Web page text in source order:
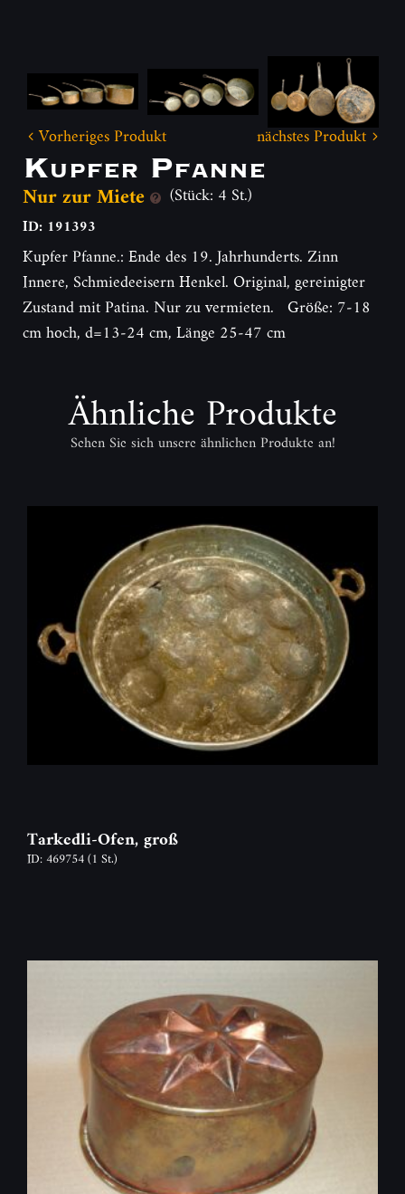
Vorheriges Produkt nächstes Produkt
Kupfer Pfanne
Nur zur Miete (Stück: 4 St.)
ID: 191393
Kupfer Pfanne.: Ende des 19. Jahrhunderts. Zinn
Innere, Schmiedeeisern Henkel. Original, gereinigter
Zustand mit Patina. Nur zu vermieten. Größe: 7-18
cm hoch, d=13-24 cm, Länge 25-47 cm
Ähnliche Produkte
Sehen Sie sich unsere ähnlichen Produkte an!
Tarkedli-Ofen, groß
ID: 469754(1 St.)